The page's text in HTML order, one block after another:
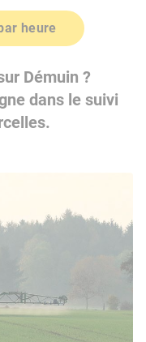
heure
Démuin ?
dans le suivi